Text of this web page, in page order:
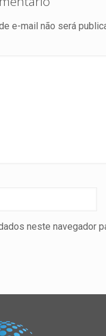
e-mail não será
neste navegador